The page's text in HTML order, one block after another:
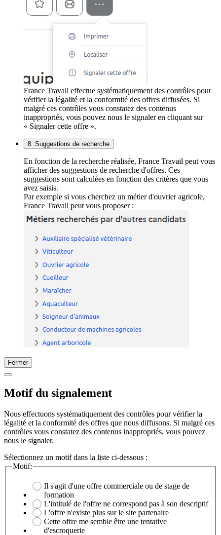
France Travail effectue systématiquement des contrôles pour
vérifier la légalité et la conformité des offres diffusées. Si
malgré ces contrôles vous constatez des contenus
inappropriés, vous pouvez nous le signaler en cliquant sur
« Signaler cette offre ».
8. Suggestions de recherche
En fonction de la recherche réalisée, France Travail peut vous
afficher des suggestions de recherche d'offres. Ces
suggestions sont calculées en fonction des critères que vous
avez saisis.
Par exemple si vous cherchez un métier d'ouvrier agricole,
France Travail peut vous proposer :
Fermer
Motif du signalement
Nous effectuons systématiquement des contrôles pour vérifier la
légalité et la conformité des offres que nous diffusons. Si malgré ces
contrôles vous constatez des contenus inappropriés, vous pouvez
nous le signaler.
Sélectionnez un motif dans la liste ci-dessous :
Motif:
Il s'agit d'une offre commerciale ou de stage de
formation
L'intitulé de l'offre ne correspond pas à son descriptif
L'offre n'existe plus sur le site partenaire
Cette offre me semble être une tentative
d'escroquerie